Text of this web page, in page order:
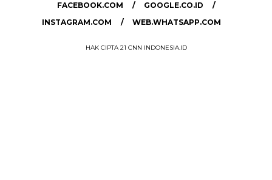
FACEBOOK.COM
GOOGLE.CO.ID
INSTAGRAM.COM
WEB.WHATSAPP.COM
HAK CIPTA 21 CNN INDONESIA.ID